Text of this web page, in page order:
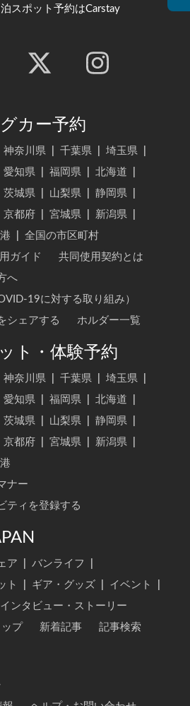
スポット予約はCarstay
カー予約
神奈川県 千葉県 埼玉県
愛知県 福岡県 北海道
茨城県 山梨県 静岡県
京都府 宮城県 新潟県
全国の市区町村
ガイド
共同使用契約とは
へ
19に対する取り組み）
シェアする
ホルダー一覧
ト・体験予約
神奈川県 千葉県 埼玉県
愛知県 福岡県 北海道
茨城県 山梨県 静岡県
京都府 宮城県 新潟県
ナー
ティを登録する
ア バンライフ
ト
ギア・グッズ イベント
インタビュー・ストーリー
ップ
新着記事
記事検索